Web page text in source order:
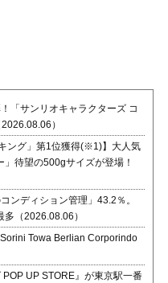
「サンリオキャラクターズ コ
）
ング」第1位獲得(※1)】大人気
待望の500gサイズが登場！
ンディション管理」43.2％。
（2026.08.06）
Towa Berlian Corporindo
POP UP STORE』が東京駅一番